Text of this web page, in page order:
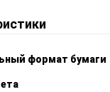
формат бумаги